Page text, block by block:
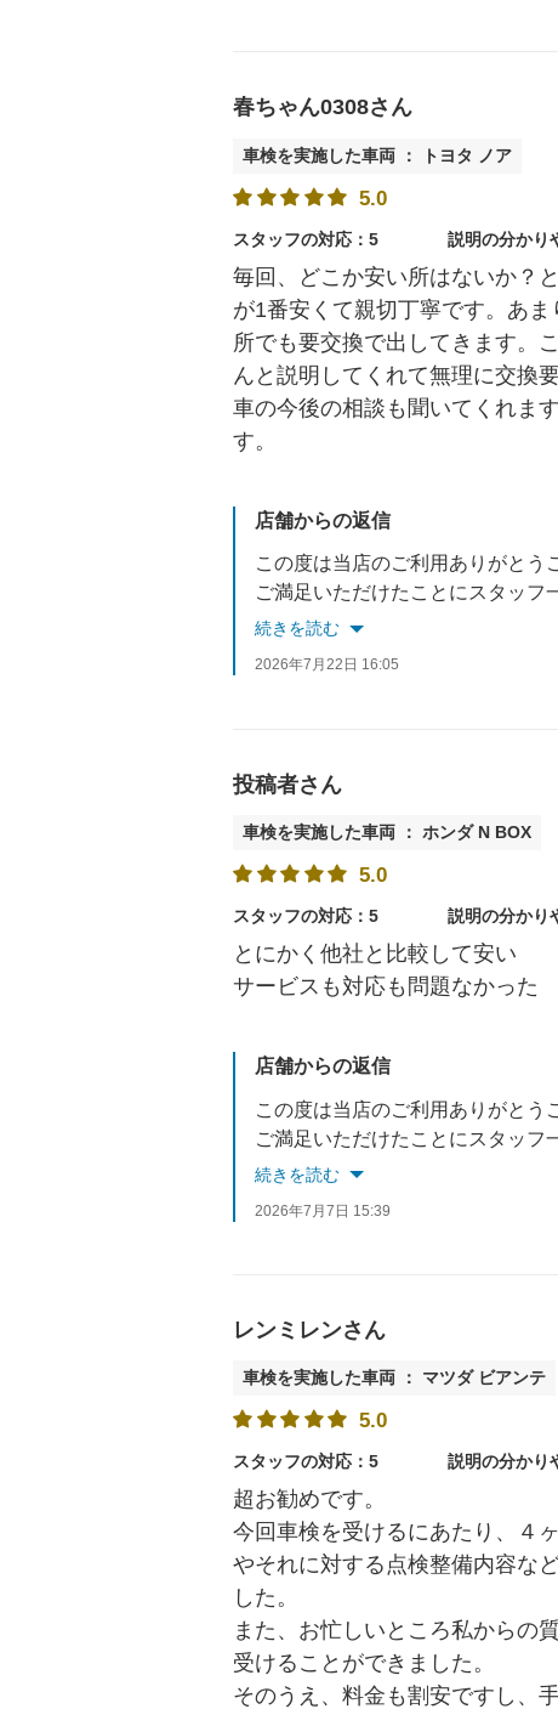
春ちゃん0308さん
車検を実施した車両 ： トヨタ ノア
5.0
スタッフの対応：5 説明の分かり
毎回、どこか安い所はないか？
が1番安くて親切丁寧です。あ
所でも要交換で出してきます。
んと説明してくれて無理に交換
車の今後の相談も聞いてくれま
す。
店舗からの返信
この度は当店のご利用ありがとう
ご満足いただけたことにスタッフ
今後もお車で何かございましたら
続きを読む
2026年7月22日 16:05
投稿者さん
車検を実施した車両 ： ホンダ N BOX
5.0
スタッフの対応：5 説明の分かり
とにかく他社と比較して安い
サービスも対応も問題なかった
店舗からの返信
この度は当店のご利用ありがとう
ご満足いただけたことにスタッフ
今後もお車で何かございましたら
続きを読む
2026年7月7日 15:39
レンミレンさん
車検を実施した車両 ： マツダ ビアンテ
5.0
スタッフの対応：5 説明の分かり
超お勧めです。
今回車検を受けるにあたり、４
やそれに対する点検整備内容な
した。
また、お忙しいところ私からの
受けることができました。
そのうえ、料金も割安ですし、